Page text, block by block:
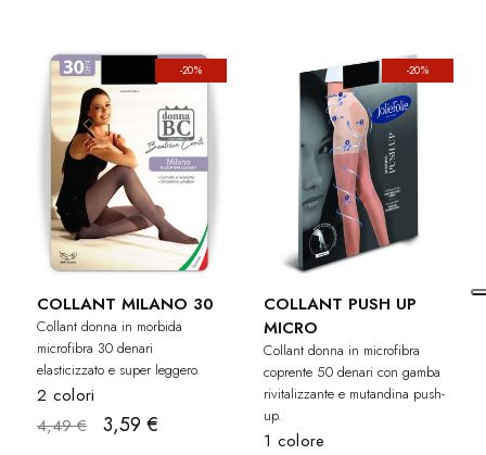
-20%
COLLANT MILANO 30
Collant donna in morbida
microfibra 30 denari
elasticizzato e super leggero.
2 colori
4,49 €
3,59 €
-20%
COLLANT PUSH UP
MICRO
Collant donna in microfibra
coprente 50 denari con gamba
rivitalizzante e mutandina push-
up.
1 colore